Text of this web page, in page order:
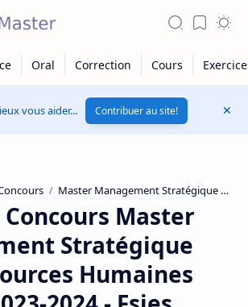
vous aider... Contribuer au site!
Master Management Stratégique des Ressources Humaines
Master
Stratégique
Humaines